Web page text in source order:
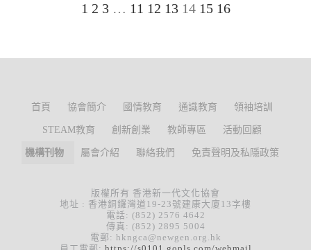
1 2 3 … 11 12 13 14 15 16
首頁 協會簡介 國情教育 通識教育 領袖培訓
STEAM教育 創新創業 教師專區 活動回顧
機構刊物 屬會介紹 聯絡我們 免責聲明及私隱政策
版權所有 香港新一代文化協會
地址 : 香港銅鑼灣道19-23號建康大廈13字樓
電話: (852) 2576 4642
傳真: (852) 2895 5004
電郵: hkngca@newgen.org.hk